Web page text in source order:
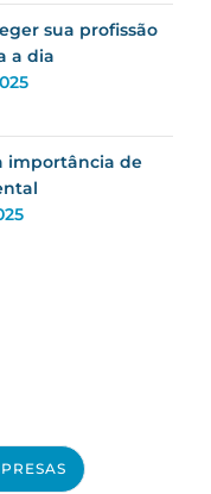
sua profissão
a dia
importância de